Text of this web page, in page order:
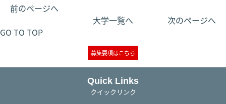
前のページへ
次のページへ
大学一覧へ
GO TO TOP
募集要項はこちら
Quick Links
クイックリンク